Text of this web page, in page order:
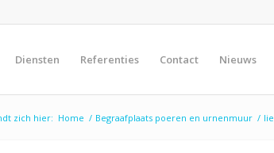
Diensten Referenties Contact Nieuws
zich hier: Home / Begraafplaats poeren en urnenmuur /